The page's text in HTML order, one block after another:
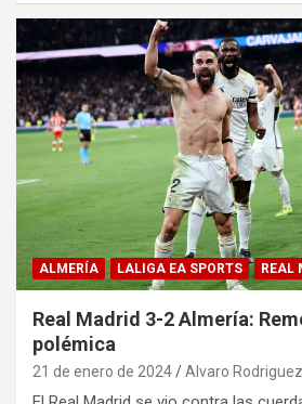
ALMERÍA LALIGA EA SPORTS REAL
Real Madrid 3-2 Almería:
polémica
21 de enero de 2024 Alvaro Rodriguez